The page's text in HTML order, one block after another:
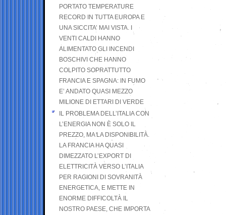
PORTATO TEMPERATURE
RECORD IN TUTTA EUROPA E
UNA SICCITA’ MAI VISTA. I
VENTI CALDI HANNO
ALIMENTATO GLI INCENDI
BOSCHIVI CHE HANNO
COLPITO SOPRATTUTTO
FRANCIA E SPAGNA: IN FUMO
E’ ANDATO QUASI MEZZO
MILIONE DI ETTARI DI VERDE
IL PROBLEMA DELL’ITALIA CON
L’ENERGIA NON È SOLO IL
PREZZO, MA LA DISPONIBILITÀ.
LA FRANCIA HA QUASI
DIMEZZATO L’EXPORT DI
ELETTRICITÀ VERSO L’ITALIA
PER RAGIONI DI SOVRANITÀ
ENERGETICA, E METTE IN
ENORME DIFFICOLTÀ IL
NOSTRO PAESE, CHE IMPORTA